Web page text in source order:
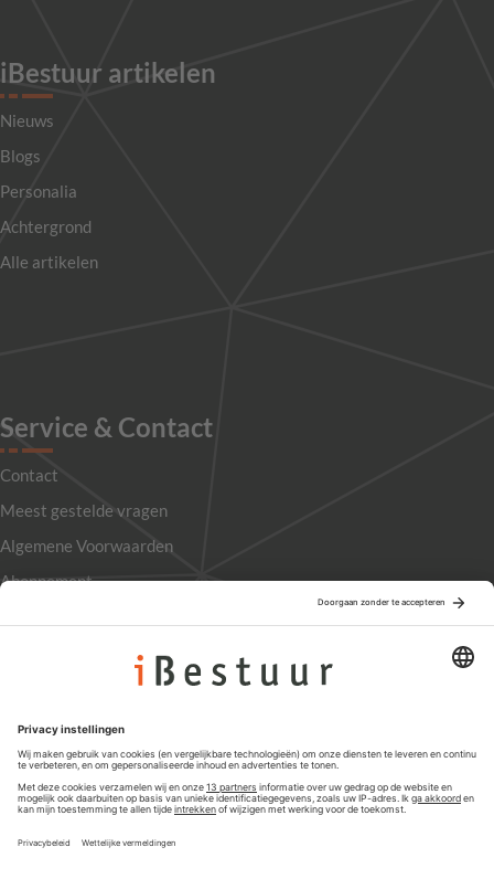
iBestuur artikelen
Nieuws
Blogs
Personalia
Achtergrond
Alle artikelen
Service & Contact
Contact
Meest gestelde vragen
Algemene Voorwaarden
Abonnement
Privacyinstellingen